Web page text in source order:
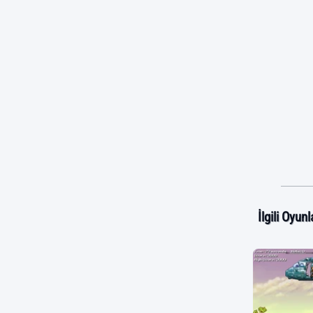
İlgili